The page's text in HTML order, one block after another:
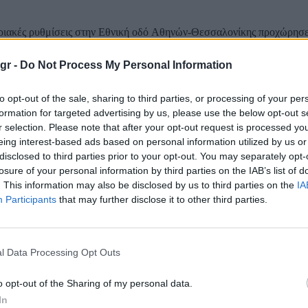
- Do Not Process My Personal Information
opt-out of the sale, sharing to third parties, or processing of your
for targeted advertising by us, please use the below opt-out
selection. Please note that after your opt-out request is processed
interest-based ads based on personal information utilized by us
to third parties prior to your opt-out. You may separately
of your personal information by third parties on the IAB’s list of
This information may also be disclosed by us to third parties on the
Participants that may further disclose it to other third parties.
Data Processing Opt Outs
opt-out of the Sharing of my personal data.
ρυθμίσεις στην Εθνική οδό Αθηνών-Θεσσαλονίκης
κυκλοφορία όλων των οχημάτων επί του Αυτοκινητόδρομου
αναβάθμιση της πιστοληπτικής ικανότητας
αξιολόγησης DBRS
των εκλογών στην Ελλάδα, με τη νίκη της Νέας Δημοκρατίας με
τη συνέχεια της πολιτικής και μία μεταρρυθμιστική πορεία
την οικονομική ανάπτυξη. Αυτό αναφέρει ο οίκος
– Απίθανο να αντιμετωπίσουν πίεση